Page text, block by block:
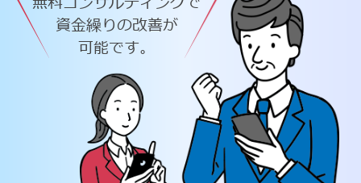
資金繰りの改善が
可能です。